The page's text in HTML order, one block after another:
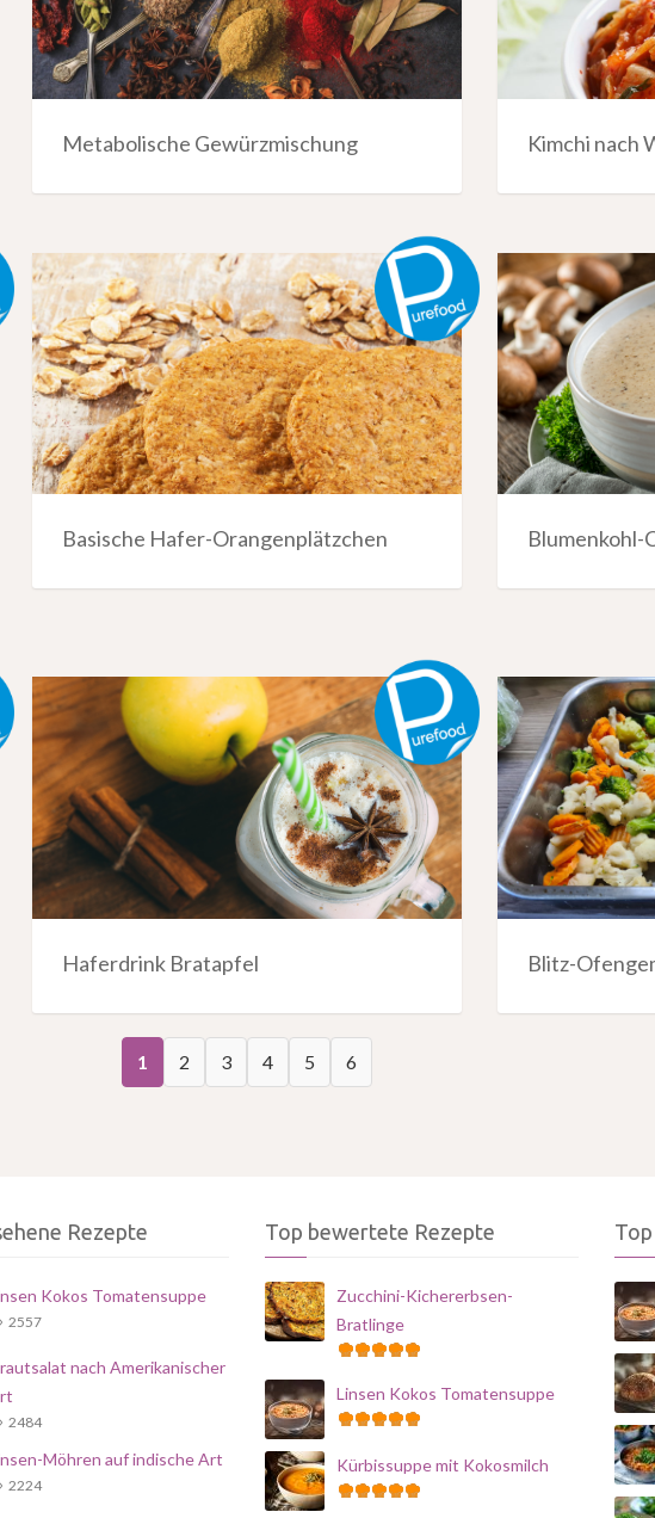
Metabolische Gewürzmischung Kimchi nach
Basische Hafer-Orangenplätzchen Blumenkohl-
Haferdrink Bratapfel Blitz-
1 2 3 4 5 6
Rezepte
Kokos Tomatensuppe
2557
nach Amerikanischer
2484
Möhren auf indische Art
2224
Top bewertete Rezepte
Zucchini-Kichererbsen-
Bratlinge
Linsen Kokos Tomatensuppe
Kürbissuppe mit Kokosmilch